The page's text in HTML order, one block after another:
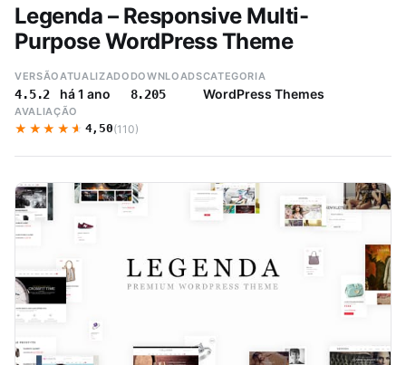
Legenda – Responsive Multi-
Purpose WordPress Theme
VERSÃO
4.5.2
ATUALIZADO
há 1 ano
DOWNLOADS
8.205
CATEGORIA
WordPress Themes
AVALIAÇÃO
★★★★★
★★★★★ 4,50(110)